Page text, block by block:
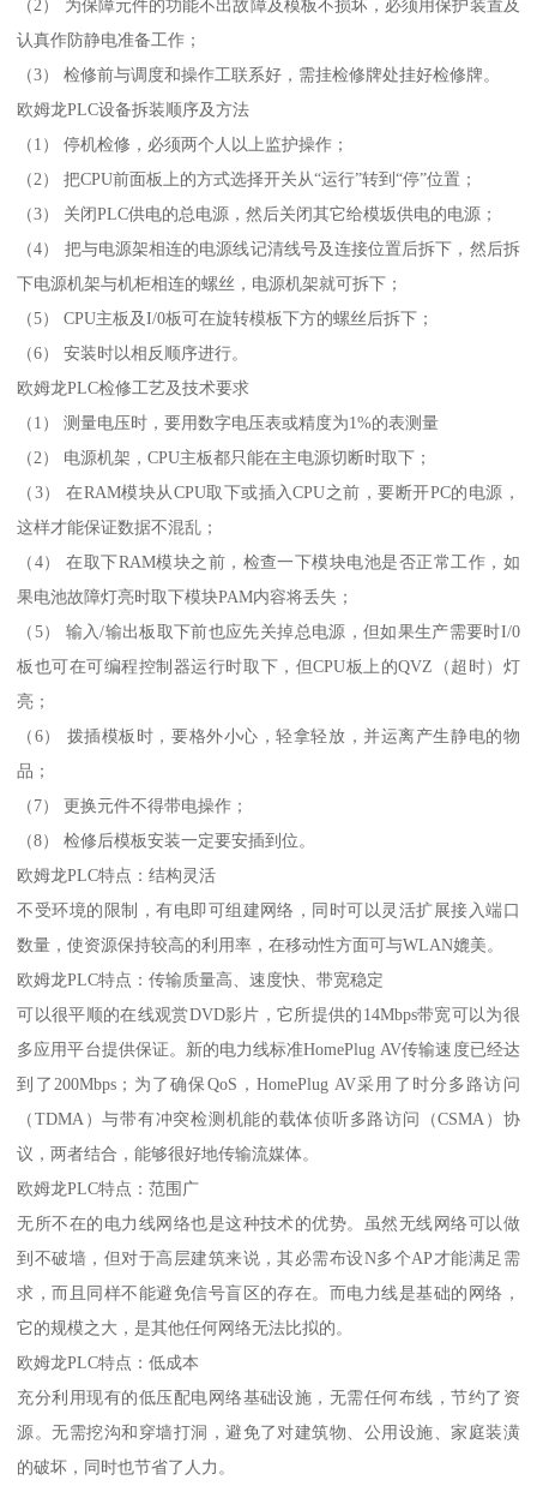
（2） 为保障元件的功能不出故障及模板不损坏，必须用保护装置及
认真作防静电准备工作；
（3） 检修前与调度和操作工联系好，需挂检修牌处挂好检修牌。
欧姆龙PLC设备拆装顺序及方法
（1） 停机检修，必须两个人以上监护操作；
（2） 把CPU前面板上的方式选择开关从“运行”转到“停”位置；
（3） 关闭PLC供电的总电源，然后关闭其它给模坂供电的电源；
（4） 把与电源架相连的电源线记清线号及连接位置后拆下，然后拆
下电源机架与机柜相连的螺丝，电源机架就可拆下；
（5） CPU主板及I/0板可在旋转模板下方的螺丝后拆下；
（6） 安装时以相反顺序进行。
欧姆龙PLC检修工艺及技术要求
（1） 测量电压时，要用数字电压表或精度为1%的表测量
（2） 电源机架，CPU主板都只能在主电源切断时取下；
（3） 在RAM模块从CPU取下或插入CPU之前，要断开PC的电源，
这样才能保证数据不混乱；
（4） 在取下RAM模块之前，检查一下模块电池是否正常工作，如
果电池故障灯亮时取下模块PAM内容将丢失；
（5） 输入/输出板取下前也应先关掉总电源，但如果生产需要时I/0
板也可在可编程控制器运行时取下，但CPU板上的QVZ（超时）灯
亮；
（6） 拨插模板时，要格外小心，轻拿轻放，并运离产生静电的物
品；
（7） 更换元件不得带电操作；
（8） 检修后模板安装一定要安插到位。
欧姆龙PLC特点：结构灵活
不受环境的限制，有电即可组建网络，同时可以灵活扩展接入端口
数量，使资源保持较高的利用率，在移动性方面可与WLAN媲美。
欧姆龙PLC特点：传输质量高、速度快、带宽稳定
可以很平顺的在线观赏DVD影片，它所提供的14Mbps带宽可以为很
多应用平台提供保证。新的电力线标准HomePlug AV传输速度已经达
到了200Mbps；为了确保QoS，HomePlug AV采用了时分多路访问
（TDMA）与带有冲突检测机能的载体侦听多路访问（CSMA）协
议，两者结合，能够很好地传输流媒体。
欧姆龙PLC特点：范围广
无所不在的电力线网络也是这种技术的优势。虽然无线网络可以做
到不破墙，但对于高层建筑来说，其必需布设N多个AP才能满足需
求，而且同样不能避免信号盲区的存在。而电力线是基础的网络，
它的规模之大，是其他任何网络无法比拟的。
欧姆龙PLC特点：低成本
充分利用现有的低压配电网络基础设施，无需任何布线，节约了资
源。无需挖沟和穿墙打洞，避免了对建筑物、公用设施、家庭装潢
的破坏，同时也节省了人力。